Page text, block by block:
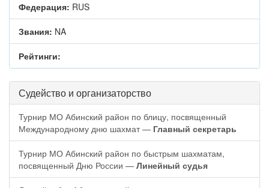
Федерация: RUS
Звания: NA
Рейтинги:
Судейство и организаторство
Турнир МО Абинский район по блицу, посвященный
Международному дню шахмат — Главный секретарь
Турнир МО Абинский район по быстрым шахматам,
посвященный Дню России — Линейный судья